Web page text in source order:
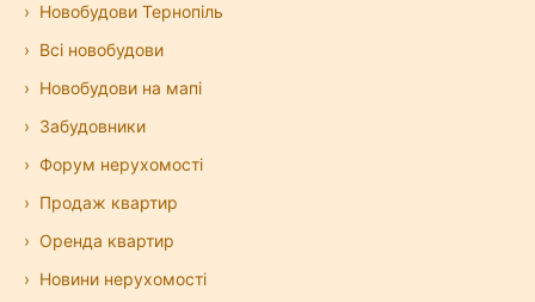
Новобудови Тернопіль
Всі новобудови
Новобудови на мапі
Забудовники
Форум нерухомості
Продаж квартир
Оренда квартир
Новини нерухомості